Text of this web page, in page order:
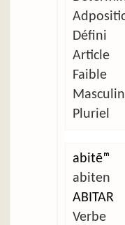
Défini
Article
Faible
Masculin
Pluriel
abitẽᵐ
abiten
ABITAR
Verbe